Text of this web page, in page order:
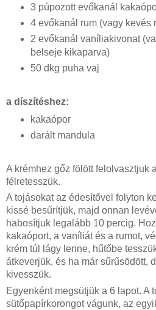
3 púpozott evőkanál
4 evőkanál rum (vagy kevés
2 evőkanál vaníliakivonat
belseje kikaparva)
50 dkg puha vaj
a díszítéshez:
kakaópor
darált mandula
A krémhez gőz fölött felolvasztjuk
félretesszük.
A tojásokat az édesítővel folyton
kissé besűrítjük, majd onnan
habosítjuk legalább 10 percig.
kakaóport, a vaníliát és a rumot,
krém túl lágy lenne, hűtőbe
átkeverjük, és ha már sűrűsödött,
kivesszük.
Egyenként megsütjük a 6 lapot. A
sütőpapírkorongot vágunk, az